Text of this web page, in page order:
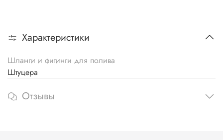
Характеристики
Шланги и фитинги для полива
Штуцера
Отзывы